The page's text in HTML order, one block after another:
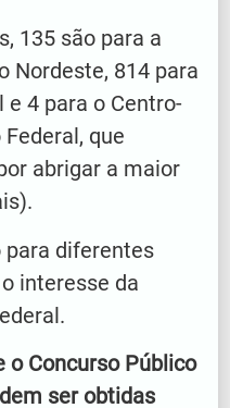
135 são para a
Nordeste, 814 para
e 4 para o Centro-
que
abrigar a maior
para diferentes
interesse da
o Concurso Público
ser obtidas